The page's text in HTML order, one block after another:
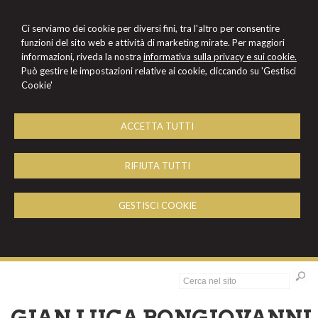
Ci serviamo dei cookie per diversi fini, tra l'altro per consentire
funzioni del sito web e attività di marketing mirate. Per maggiori
informazioni, riveda la nostra informativa sulla privacy e sui cookie.
Può gestire le impostazioni relative ai cookie, cliccando su 'Gestisci
Cookie'
ACCETTA TUTTI
RIFIUTA TUTTI
GESTISCI COOKIE